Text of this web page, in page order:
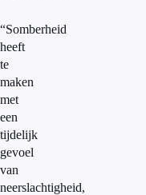
“Somberheid
heeft
te
maken
met
een
tijdelijk
gevoel
van
neerslachtigheid,